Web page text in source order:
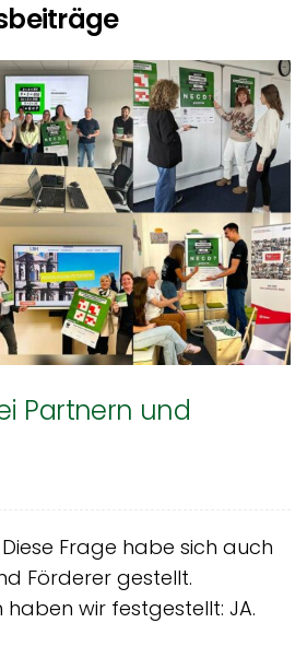
Partnern und
Frage habe sich auch
Förderer gestellt.
wir festgestellt: JA.